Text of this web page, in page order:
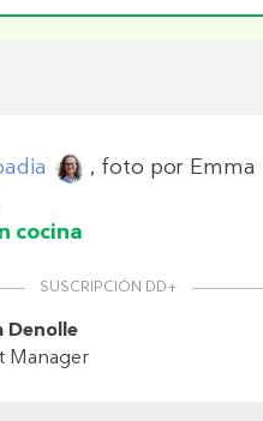
, foto por Emma
cocina
SUSCRIPCIÓN DD+
Denolle
Manager